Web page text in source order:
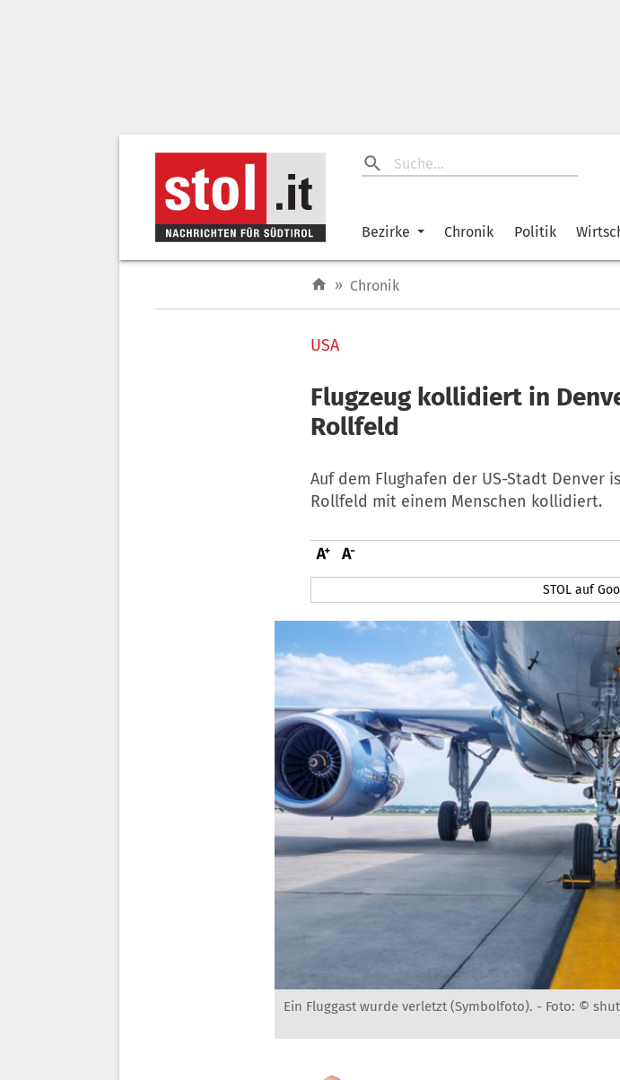
Bezirke Chronik Politik
» Chronik
USA
Flugzeug kollidiert in
Rollfeld
Auf dem Flughafen der US-Stadt Denver
Rollfeld mit einem Menschen kollidiert.
STOL auf
Ein Fluggast wurde verletzt (Symbolfoto). - Foto: ©